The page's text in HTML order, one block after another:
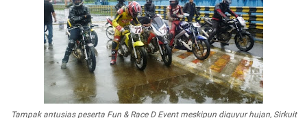
Tampak antusias peserta Fun & Race D Event meskipun diguyur hujan, Sirkuit